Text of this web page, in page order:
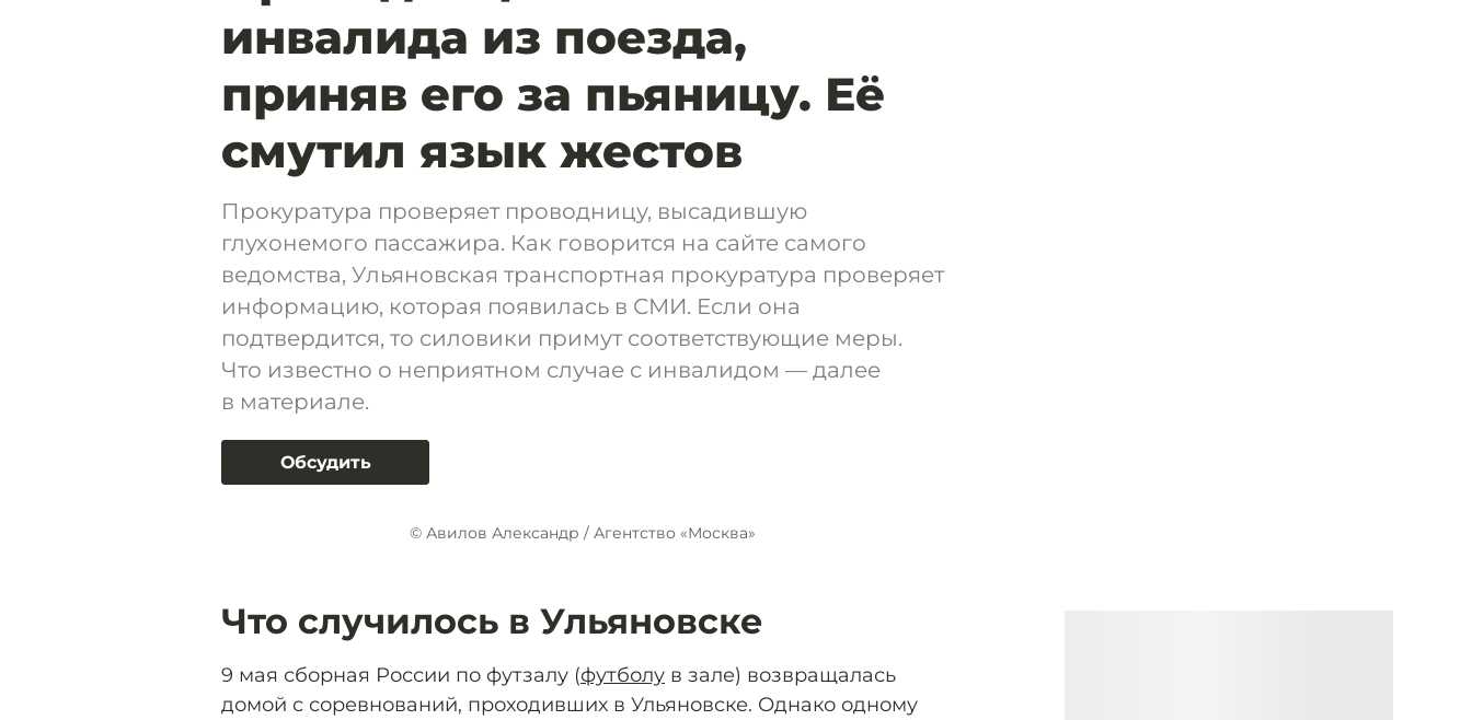
инвалида из поезда,
приняв его за пьяницу. Её
смутил язык жестов
Прокуратура проверяет проводницу, высадившую
глухонемого пассажира. Как говорится на сайте самого
ведомства, Ульяновская транспортная прокуратура проверяет
информацию, которая появилась в СМИ. Если она
подтвердится, то силовики примут соответствующие меры.
Что известно о неприятном случае с инвалидом — далее
в материале.
Обсудить
© Авилов Александр / Агентство «Москва»
Что случилось в Ульяновске
9 мая сборная России по футзалу (футболу в зале) возвращалась
домой с соревнований, проходивших в Ульяновске. Однако одному